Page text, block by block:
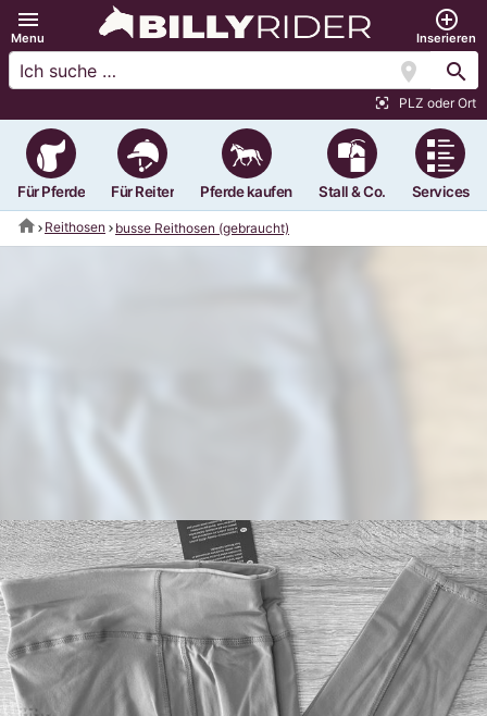
menu
Menu
add_circle_outline
Inserieren
location_on search
center_focus_strong PLZ oder Ort
Für Pferde Für Reiter Pferde kaufen Stall & Co. Services
home Reithosen busse Reithosen (gebraucht)